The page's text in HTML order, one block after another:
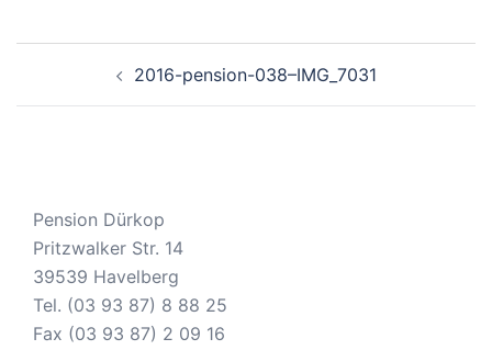
2016-pension-038–IMG_7031
Pension Dürkop
Pritzwalker Str. 14
39539 Havelberg
Tel. (03 93 87) 8 88 25
Fax (03 93 87) 2 09 16